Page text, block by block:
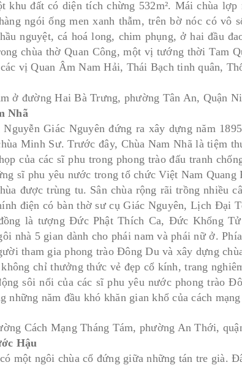
khu đất có diện tích chừng 532m². Mái chùa
ngói ống men xanh thẫm, trên bờ nóc có vô
nguyệt, cá hoá long, chim phụng, ở hai đầu
chùa thờ Quan Công, một vị tướng thời Tam
vị Quan Âm Nam Hải, Thái Bạch tinh quân,
ở đường Hai Bà Trưng, phường Tân An, Quận
Nhã
Nguyễn Giác Nguyên đứng ra xây dựng năm
Minh Sư. Trước đây, Chùa Nam Nhã là tiệm
của các sĩ phu trong phong trào đấu tranh
sĩ phu yêu nước trong tổ chức Việt Nam Quang
được trùng tu. Sân chùa rộng rãi trồng nhiều
điện có bàn thờ sư cụ Giác Nguyên, Lịch Đại
là tượng Đức Phật Thích Ca, Đức Khổng
nhà 5 gian dành cho phái nam và phái nữ ở.
tham gia phong trào Đông Du và xây dựng
chỉ thưởng thức vẻ đẹp cổ kính, trang
sôi nổi của các sĩ phu yêu nước phong trào
những năm đầu khó khăn gian khổ của cách
Cách Mạng Tháng Tám, phường An Thới,
Hậu
một ngôi chùa cổ đứng giữa những tán tre già.